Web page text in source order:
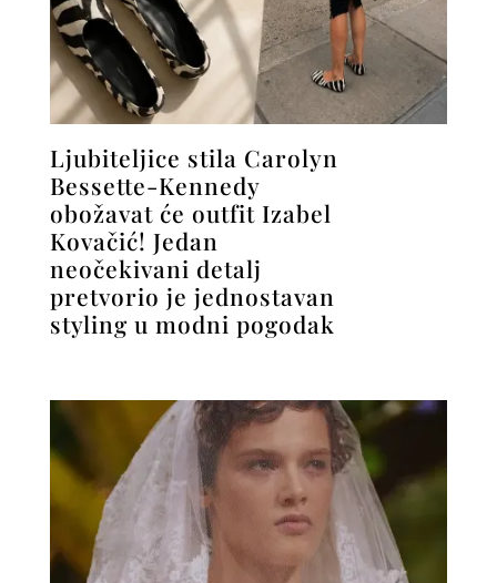
Ljubiteljice stila Carolyn
Bessette-Kennedy
obožavat će outfit Izabel
Kovačić! Jedan
neočekivani detalj
pretvorio je jednostavan
styling u modni pogodak